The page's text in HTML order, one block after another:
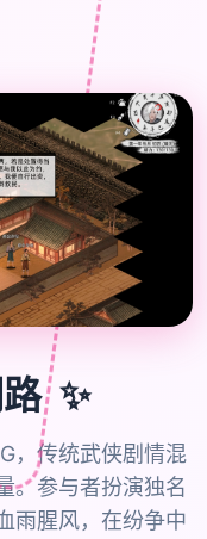
路 ✨
，传统武侠剧情混
。参与者扮演独名
雨腥风，在纷争中